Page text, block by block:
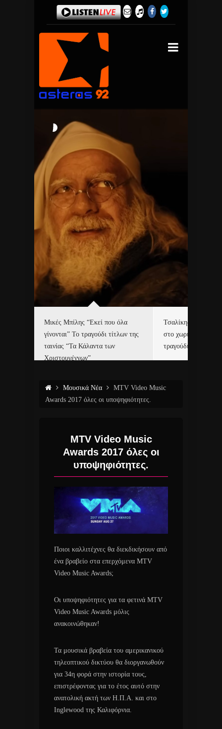
Μικές Μπίλης “Εκεί που όλα
γίνονται” Το τραγούδι τίτλων της
ταινίας “Τα Κάλαντα των
Χριστουγέννων”
Τσαλίκης,
στο χωριό του Άι
τραγούδι και video
Μουσικά Νέα
MTV Video Music
Awards 2017 όλες οι υποψηφιότητες.
MTV Video Music
Awards 2017 όλες οι
υποψηφιότητες.
Ποιοι καλλιτέχνες θα διεκδικήσουν από
ένα βραβείο στα επερχόμενα MTV
Video Music Awards;
Οι υποψηφιότητες για τα φετινά MTV
Video Music Awards μόλις
ανακοινώθηκαν!
Τα μουσικά βραβεία του αμερικανικού
τηλεοπτικού δικτύου θα διοργανωθούν
για 34η φορά στην ιστορία τους,
επιστρέφοντας για το έτος αυτό στην
ανατολική ακτή των Η.Π.Α. και στο
Inglewood της Καλιφόρνια.